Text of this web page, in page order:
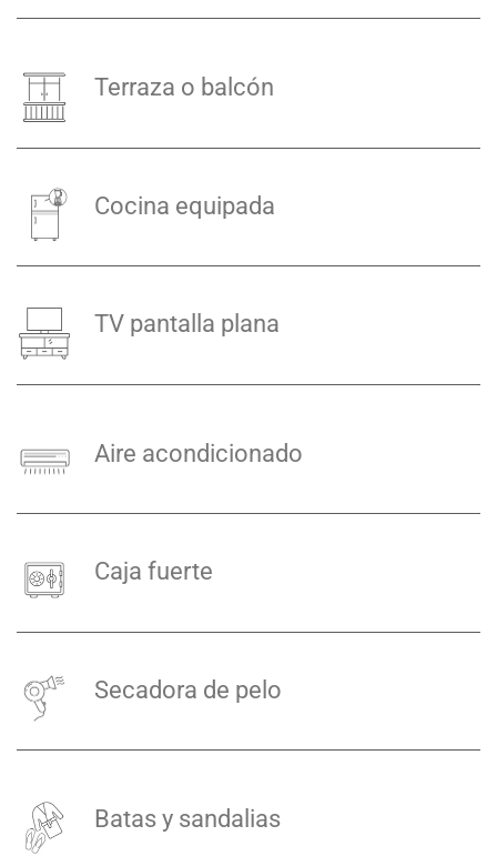
Terraza o balcón
Cocina equipada
TV pantalla plana
Aire acondicionado
Caja fuerte
Secadora de pelo
Batas y sandalias